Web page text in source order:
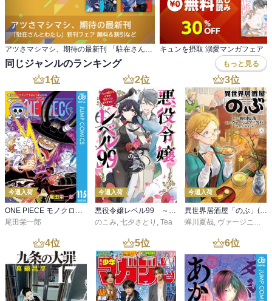
アツさマシマシ、期待の最新刊 「駐在さんとわたし」新刊フェア 無料＆割引など キュンを摂取 溺愛マンガフェア
同じジャンルのランキング もっと見る
1位
今週入荷
ONE PIECE モノクロ版 115
尾田栄一郎
2位
今週入荷
悪役令嬢レベル99 ～私は裏ボスですが魔王ではありません～ その６
のこみ, 七夕さとり , Tea
3位
今週入荷
異世界居酒屋「のぶ」(22)
蝉川夏哉, ヴァージニア二等兵
4位 5位 6位